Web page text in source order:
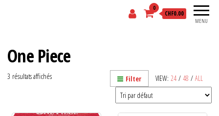
MENU
0
CHF0.00
One Piece
VIEW: 24 / 48 / ALL
Filter
3 résultats affichés